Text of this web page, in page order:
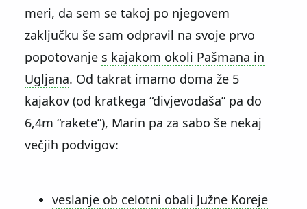
meri, da sem se takoj po njegovem
zaključku še sam odpravil na svoje prvo
popotovanje s kajakom okoli Pašmana in
Ugljana. Od takrat imamo doma že 5
kajakov (od kratkega “divjevodaša” pa do
6,4m “rakete”), Marin pa za sabo še nekaj
večjih podvigov:
veslanje ob celotni obali Južne Koreje